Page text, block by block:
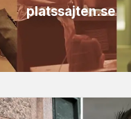
platssajten.se